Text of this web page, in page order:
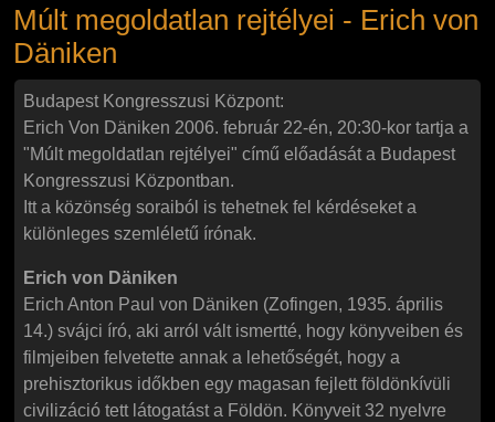
Múlt megoldatlan rejtélyei - Erich von
Däniken
Budapest Kongresszusi Központ:
Erich Von Däniken 2006. február 22-én, 20:30-kor tartja a
"Múlt megoldatlan rejtélyei" című előadását a Budapest
Kongresszusi Központban.
Itt a közönség soraiból is tehetnek fel kérdéseket a
különleges szemléletű írónak.
Erich von Däniken
Erich Anton Paul von Däniken (Zofingen, 1935. április
14.) svájci író, aki arról vált ismertté, hogy könyveiben és
filmjeiben felvetette annak a lehetőségét, hogy a
prehisztorikus időkben egy magasan fejlett földönkívüli
civilizáció tett látogatást a Földön. Könyveit 32 nyelvre